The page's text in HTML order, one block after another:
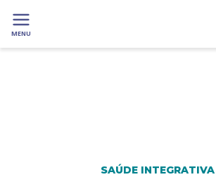
MENU
SAÚDE INTEGRATIVA